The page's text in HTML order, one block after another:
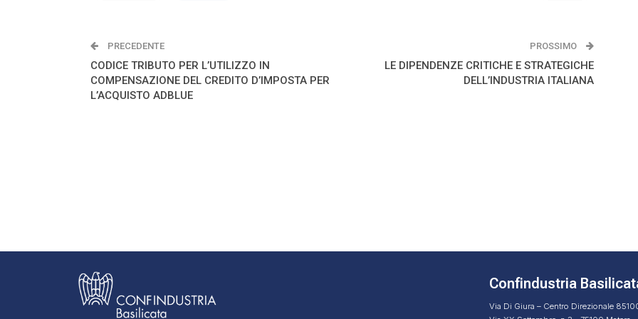
PRECEDENTE
CODICE TRIBUTO PER L’UTILIZZO IN
COMPENSAZIONE DEL CREDITO D’IMPOSTA PER
L’ACQUISTO ADBLUE
PROSSIMO
LE DIPENDENZE CRITICHE E STRATEGICHE
DELL’INDUSTRIA ITALIANA
Confindustria
Via Di Giura – Centro Direzionale